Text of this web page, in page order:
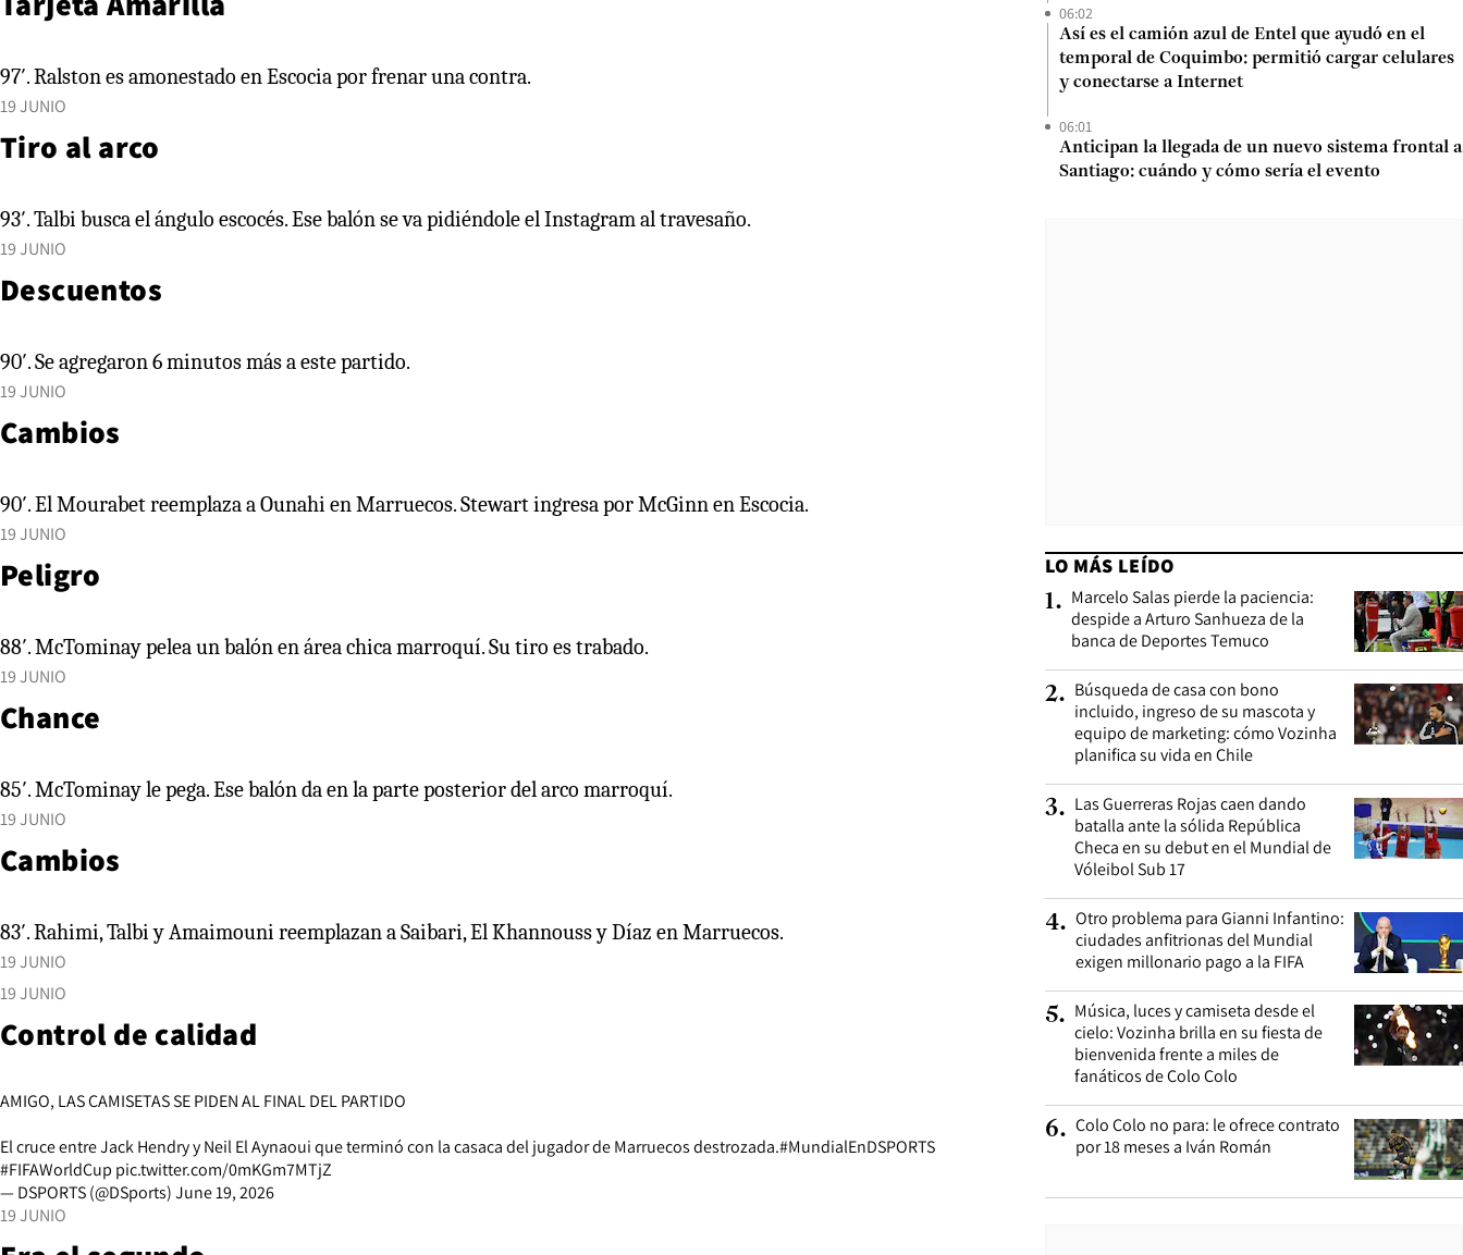
97′. Ralston es amonestado en Escocia por frenar una contra.
19 JUNIO
Tiro al arco
93′. Talbi busca el ángulo escocés. Ese balón se va pidiéndole el Instagram al travesaño.
19 JUNIO
Descuentos
90′. Se agregaron 6 minutos más a este partido.
19 JUNIO
Cambios
90′. El Mourabet reemplaza a Ounahi en Marruecos. Stewart ingresa por McGinn en Escocia.
19 JUNIO
Peligro
88′. McTominay pelea un balón en área chica marroquí. Su tiro es trabado.
19 JUNIO
Chance
85′. McTominay le pega. Ese balón da en la parte posterior del arco marroquí.
19 JUNIO
Cambios
83′. Rahimi, Talbi y Amaimouni reemplazan a Saibari, El Khannouss y Díaz en Marruecos.
19 JUNIO
19 JUNIO
Control de calidad
AMIGO, LAS CAMISETAS SE PIDEN AL FINAL DEL PARTIDO
El cruce entre Jack Hendry y Neil El Aynaoui que terminó con la casaca del jugador de Marruecos destrozada.#MundialEnDSPORTS
#FIFAWorldCup pic.twitter.com/0mKGm7MTjZ
— DSPORTS (@DSports)June 19, 2026
19 JUNIO
06:02
Así es el camión azul de Entel que ayudó en el
temporal de Coquimbo: permitió cargar celulares
y conectarse a Internet
06:01
Anticipan la llegada de un nuevo sistema frontal a
Santiago: cuándo y cómo sería el evento
LO MÁS LEÍDO
1. Marcelo Salas pierde la paciencia:
despide a Arturo Sanhueza de la
banca de Deportes Temuco
2. Búsqueda de casa con bono
incluido, ingreso de su mascota y
equipo de marketing: cómo Vozinha
planifica su vida en Chile
3. Las Guerreras Rojas caen dando
batalla ante la sólida República
Checa en su debut en el Mundial de
Vóleibol Sub 17
4. Otro problema para Gianni Infantino:
ciudades anfitrionas del Mundial
exigen millonario pago a la FIFA
5. Música, luces y camiseta desde el
cielo: Vozinha brilla en su fiesta de
bienvenida frente a miles de
fanáticos de Colo Colo
6. Colo Colo no para: le ofrece contrato
por 18 meses a Iván Román